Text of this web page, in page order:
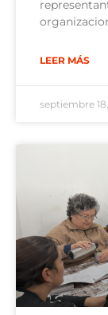
LEER MÁS
septiembre